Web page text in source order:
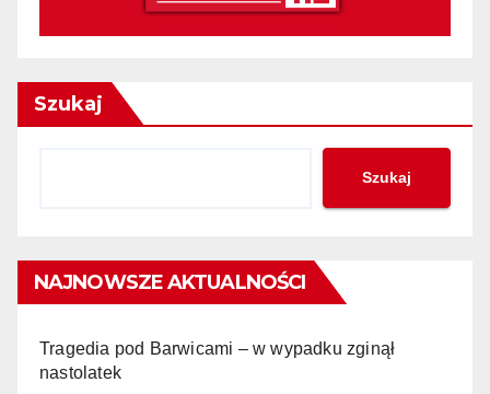
Szukaj
Szukaj
NAJNOWSZE AKTUALNOŚCI
Tragedia pod Barwicami – w wypadku zginął
nastolatek